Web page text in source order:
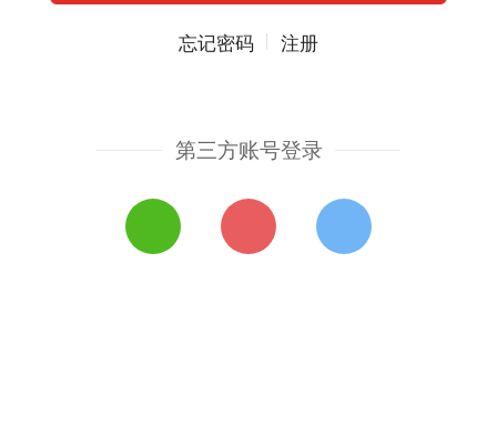
忘记密码 注册
第三方账号登录